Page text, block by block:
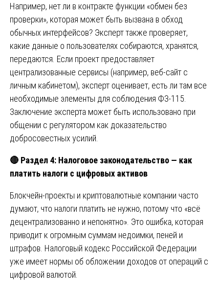
Например, нет ли в контракте функции «обмен без
проверки», которая может быть вызвана в обход
обычных интерфейсов? Эксперт также проверяет,
какие данные о пользователях собираются, хранятся,
передаются. Если проект предоставляет
централизованные сервисы (например, веб-сайт с
личным кабинетом), эксперт оценивает, есть ли там все
необходимые элементы для соблюдения ФЗ-115.
Заключение эксперта может быть использовано при
общении с регулятором как доказательство
добросовестных усилий.
🔴 Раздел 4: Налоговое законодательство — как
платить налоги с цифровых активов
Блокчейн-проекты и криптовалютные компании часто
думают, что налоги платить не нужно, потому что «всё
децентрализованно и непонятно». Это ошибка, которая
приводит к огромным суммам недоимки, пеней и
штрафов. Налоговый кодекс Российской Федерации
уже имеет нормы об обложении доходов от операций с
цифровой валютой.